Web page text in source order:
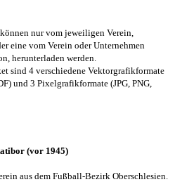
nur vom jeweiligen Verein,
eine vom Verein oder Unternehmen
herunterladen werden.
sind 4 verschiedene Vektorgrafikformate
und 3 Pixelgrafikformate (JPG, PNG,
(vor 1945)
aus dem Fußball-Bezirk Oberschlesien.